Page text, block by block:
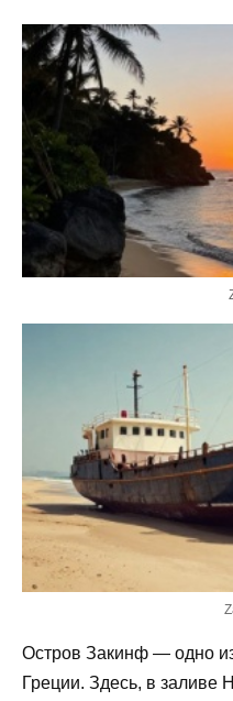
Остров Закинф — одно
Греции. Здесь, в заливе